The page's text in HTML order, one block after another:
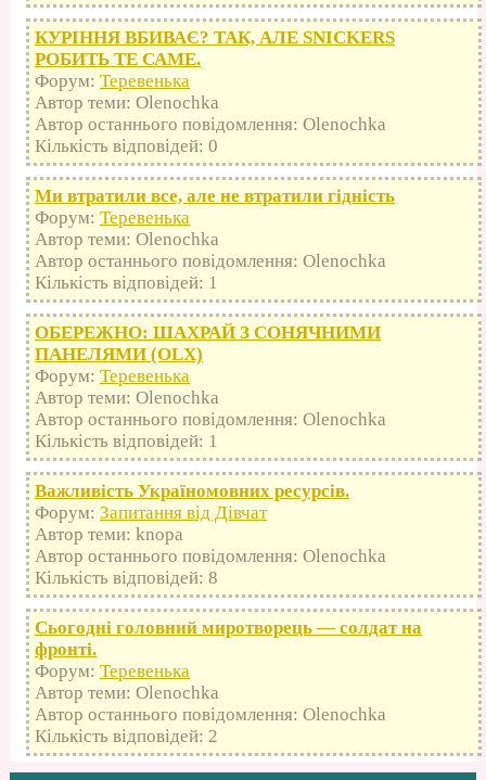
КУРІННЯ ВБИВАЄ? ТАК, АЛЕ SNICKERS
РОБИТЬ ТЕ САМЕ.
Форум: Теревенька
Автор теми: Olenochka
Автор останнього повідомлення: Olenochka
Кількість відповідей: 0
Ми втратили все, але не втратили гідність
Форум: Теревенька
Автор теми: Olenochka
Автор останнього повідомлення: Olenochka
Кількість відповідей: 1
ОБЕРЕЖНО: ШАХРАЙ З СОНЯЧНИМИ
ПАНЕЛЯМИ (OLX)
Форум: Теревенька
Автор теми: Olenochka
Автор останнього повідомлення: Olenochka
Кількість відповідей: 1
Важливість Україномовних ресурсів.
Форум: Запитання від Дівчат
Автор теми: knopa
Автор останнього повідомлення: Olenochka
Кількість відповідей: 8
Сьогодні головний миротворець — солдат на
фронті.
Форум: Теревенька
Автор теми: Olenochka
Автор останнього повідомлення: Olenochka
Кількість відповідей: 2